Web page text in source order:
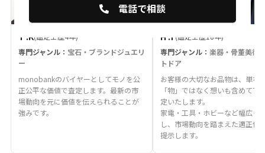
T .K(鑑定士歴4年)
専門ジャンル： 宝石・ブランドジュエリ
ー
monobankのバイヤーとしてモノを公
正公平な価値で査定します。最新の市
場動向を元に価値を伝えられることが
強みです。
H .T (鑑定士歴18年)
専門ジャンル： 楽器・骨董美術
トドア
お客様の大切なお品物は、単な
「物」ではなく想いも含めて丁
定いたします。
家電・工具・ホビーなど幅広く
し、市場動向を踏まえた適正価
提示します。
電話で相談